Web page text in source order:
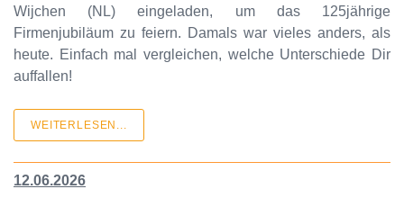
Wijchen (NL) eingeladen, um das 125jährige
Firmenjubiläum zu feiern. Damals war vieles anders, als
heute. Einfach mal vergleichen, welche Unterschiede Dir
auffallen!
WEITERLESEN...
12.06.2026